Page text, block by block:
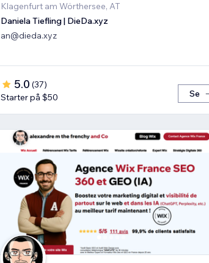
Klagenfurt am Wörthersee, AT
Daniela Tiefling | DieDa.xyz
an@dieda.xyz
5.0 (37)
Starter på $50
Se